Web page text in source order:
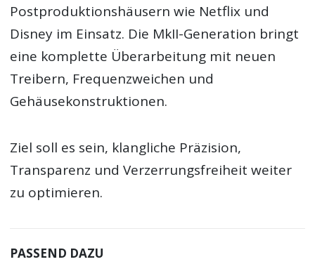
Postproduktionshäusern wie Netflix und
Disney im Einsatz. Die MkII-Generation bringt
eine komplette Überarbeitung mit neuen
Treibern, Frequenzweichen und
Gehäusekonstruktionen.
Ziel soll es sein, klangliche Präzision,
Transparenz und Verzerrungsfreiheit weiter
zu optimieren.
PASSEND DAZU